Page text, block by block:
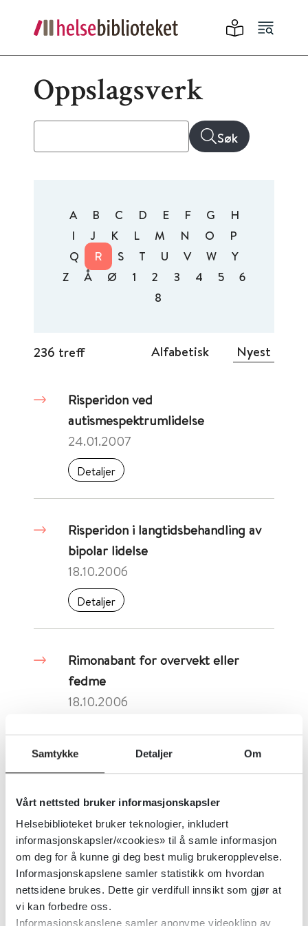
Samtykke Detaljer Om
Vårt nettsted bruker informasjonskapsler
Helsebiblioteket bruker teknologier, inkludert
informasjonskapsler/«cookies» til å samle informasjon
om deg for å kunne gi deg best mulig brukeropplevelse.
Informasjonskapslene samler statistikk om hvordan
nettsidene brukes. Dette gir verdifull innsikt som gjør at
vi kan forbedre oss.
Informasjonskapslene samler anonyme videoklipp av
Oppslagsverk
Søk
A B C D E F G
H
I
J K L M N O
P
Q
R S T U V W
Y
Z
Å Ø 1 2 3 4 5
6
8
236 treff Alfabetisk Nyest
Risperidon ved
autismespektrumlidelse
24.01.2007
Detaljer
Risperidon i langtidsbehandling av
bipolar lidelse
18.10.2006
Detaljer
Rimonabant for overvekt eller
fedme
18.10.2006
Detaljer
olanzapin mot schizofreni
19.04.2006
Detaljer
Risperidon alene eller i kombinasjon